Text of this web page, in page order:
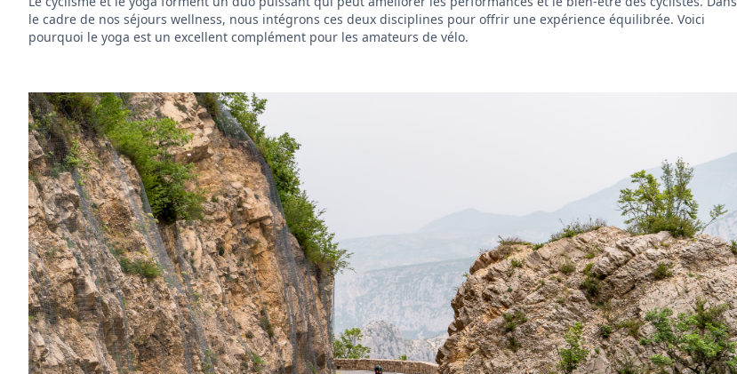
le cadre de nos séjours wellness, nous intégrons ces deux disciplines pour offrir une expérience équilibrée. Voici
pourquoi le yoga est un excellent complément pour les amateurs de vélo.